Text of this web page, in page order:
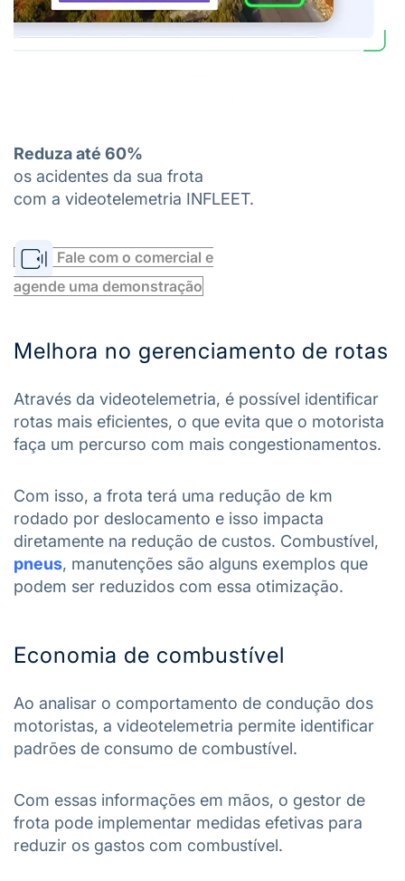
Reduza até 60%
os acidentes da sua frota
com a videotelemetria INFLEET.
Fale com o comercial e
agende uma demonstração
Melhora no gerenciamento de rotas
Através da videotelemetria, é possível identificar
rotas mais eficientes, o que evita que o motorista
faça um percurso com mais congestionamentos.
Com isso, a frota terá uma redução de km
rodado por deslocamento e isso impacta
diretamente na redução de custos. Combustível,
pneus, manutenções são alguns exemplos que
podem ser reduzidos com essa otimização.
Economia de combustível
Ao analisar o comportamento de condução dos
motoristas, a videotelemetria permite identificar
padrões de consumo de combustível.
Com essas informações em mãos, o gestor de
frota pode implementar medidas efetivas para
reduzir os gastos com combustível.